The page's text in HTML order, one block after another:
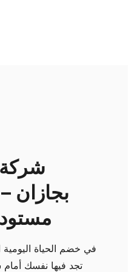
شركة
في خضم الحياة
تجد فيها نفسك أمام